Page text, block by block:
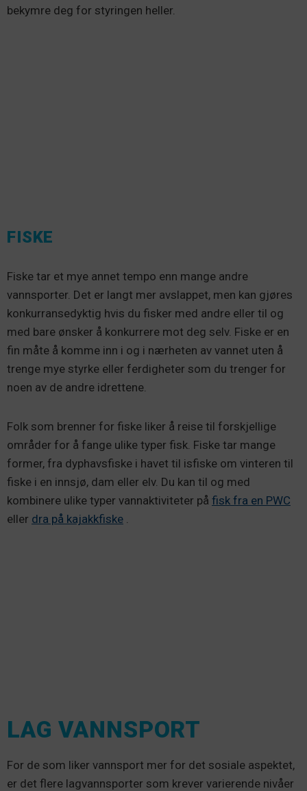
bekymre deg for styringen heller.
FISKE
Fiske tar et mye annet tempo enn mange andre
vannsporter. Det er langt mer avslappet, men kan gjøres
konkurransedyktig hvis du fisker med andre eller til og
med bare ønsker å konkurrere mot deg selv. Fiske er en
fin måte å komme inn i og i nærheten av vannet uten å
trenge mye styrke eller ferdigheter som du trenger for
noen av de andre idrettene.
Folk som brenner for fiske liker å reise til forskjellige
områder for å fange ulike typer fisk. Fiske tar mange
former, fra dyphavsfiske i havet til isfiske om vinteren til
fiske i en innsjø, dam eller elv. Du kan til og med
kombinere ulike typer vannaktiviteter på fisk fra en PWC
eller dra på kajakkfiske .
LAG VANNSPORT
For de som liker vannsport mer for det sosiale aspektet,
er det flere lagvannsporter som krever varierende nivåer